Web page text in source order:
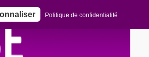
Politique de confidentialité